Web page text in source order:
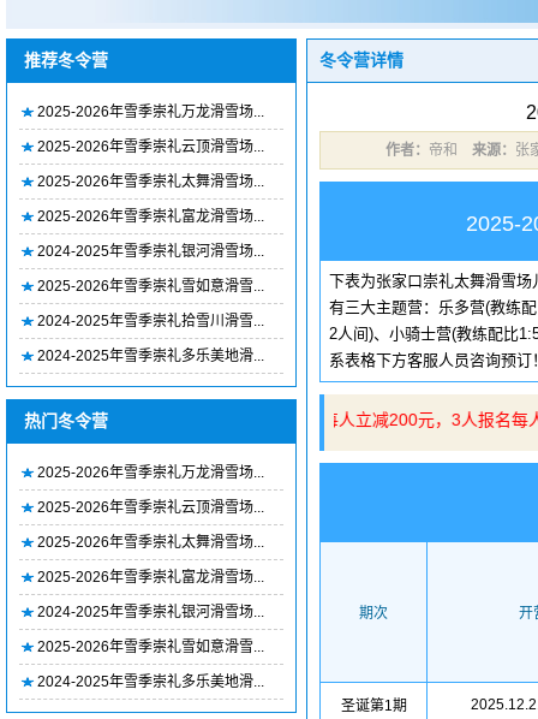
推荐冬令营
2025-2026年雪季崇礼万龙滑雪场...
2025-2026年雪季崇礼云顶滑雪场...
2025-2026年雪季崇礼太舞滑雪场...
2025-2026年雪季崇礼富龙滑雪场...
2024-2025年雪季崇礼银河滑雪场...
2025-2026年雪季崇礼雪如意滑雪...
2024-2025年雪季崇礼拾雪川滑雪...
2024-2025年雪季崇礼多乐美地滑...
热门冬令营
2025-2026年雪季崇礼万龙滑雪场...
2025-2026年雪季崇礼云顶滑雪场...
2025-2026年雪季崇礼太舞滑雪场...
2025-2026年雪季崇礼富龙滑雪场...
2024-2025年雪季崇礼银河滑雪场...
2025-2026年雪季崇礼雪如意滑雪...
2024-2025年雪季崇礼多乐美地滑...
冬令营详情
作者： 帝和 来源： 张
2025-
下表为张家口崇礼太舞滑雪
有三大主题营：乐多营(教练
2人间)、小骑士营(教练配比
系表格下方客服人员咨询预订
👉优惠政策：2人报名每人立减200元，3人报名每
期次 开
圣诞第1期